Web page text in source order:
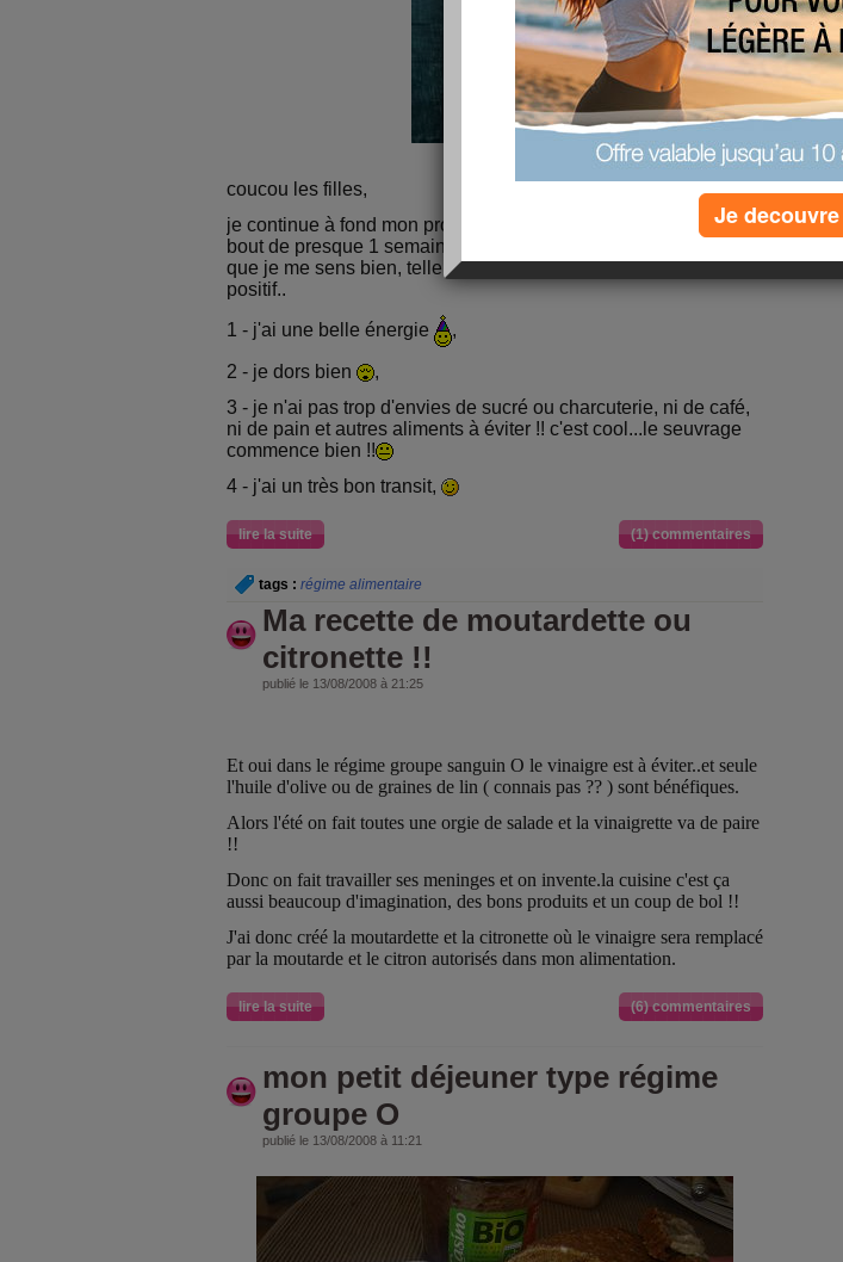
coucou les filles,
je continue à fond mon programme alimentaire groupe O, et au
bout de presque 1 semaine, ça sera samedi je peux vous dire
que je me sens bien, tellement bien c'est déjà un très bon point
positif..
1 - j'ai une belle énergie
,
2 - je dors bien
,
3 - je n'ai pas trop d'envies de sucré ou charcuterie, ni de café,
ni de pain et autres aliments à éviter !! c'est cool...le seuvrage
commence bien !!
4 - j'ai un très bon transit,
lire la suite (1) commentaires
tags : régime alimentaire
Ma recette de moutardette ou
citronette !!
publié le 13/08/2008 à 21:25
Et oui dans le régime groupe sanguin O le vinaigre est à éviter..et seule
l'huile d'olive ou de graines de lin ( connais pas ?? ) sont bénéfiques.
Alors l'été on fait toutes une orgie de salade et la vinaigrette va de paire
!!
Donc on fait travailler ses meninges et on invente.la cuisine c'est ça
aussi beaucoup d'imagination, des bons produits et un coup de bol !!
J'ai donc créé la moutardette et la citronette où le vinaigre sera remplacé
par la moutarde et le citron autorisés dans mon alimentation.
lire la suite (6) commentaires
mon petit déjeuner type régime
groupe O
publié le 13/08/2008 à 11:21
Je decouvre